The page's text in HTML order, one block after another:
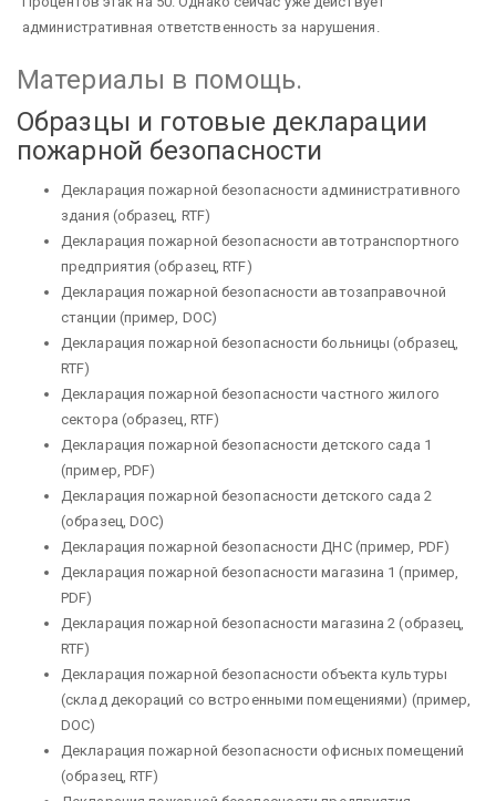
административная ответственность за нарушения.
Материалы в помощь.
Образцы и готовые декларации
пожарной безопасности
Декларация пожарной безопасности административного
здания (образец, RTF)
Декларация пожарной безопасности автотранспортного
предприятия (образец, RTF)
Декларация пожарной безопасности автозаправочной
станции (пример, DOC)
Декларация пожарной безопасности больницы (образец,
RTF)
Декларация пожарной безопасности частного жилого
сектора (образец, RTF)
Декларация пожарной безопасности детского сада 1
(пример, PDF)
Декларация пожарной безопасности детского сада 2
(образец, DOC)
Декларация пожарной безопасности ДНС (пример, PDF)
Декларация пожарной безопасности магазина 1 (пример,
PDF)
Декларация пожарной безопасности магазина 2 (образец,
RTF)
Декларация пожарной безопасности объекта культуры
(склад декораций со встроенными помещениями) (пример,
DOC)
Декларация пожарной безопасности офисных помещений
(образец, RTF)